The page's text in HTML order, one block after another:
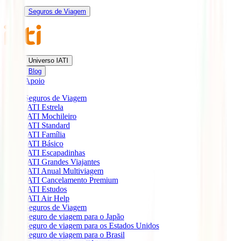
Seguros de Viagem
Universo IATI
Blog
Apoio
Seguros de Viagem
IATI Estrela
IATI Mochileiro
IATI Standard
IATI Família
IATI Básico
IATI Escapadinhas
IATI Grandes Viajantes
IATI Anual Multiviagem
IATI Cancelamento Premium
IATI Estudos
IATI Air Help
Seguros de Viagem
Seguro de viagem para o Japão
Seguro de viagem para os Estados Unidos
Seguro de viagem para o Brasil